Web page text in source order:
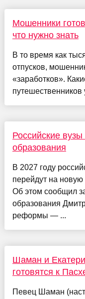
Мошенники
что нужно знать
В то время как
отпусков,
«заработков».
путешественников
Российские
образования
В 2027 году
перейдут на
Об этом сообщил
образования
реформы — ...
Шаман и
готовятся к
Певец Шаман